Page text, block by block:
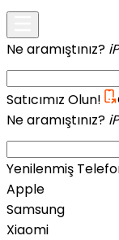
Ne aramıştınız?
Satıcımız Olun!
Ne aramıştınız?
Yenilenmiş
Apple
Samsung
Xiaomi